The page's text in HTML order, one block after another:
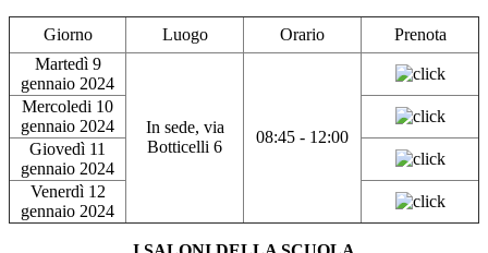
Giorno Luogo Orario
Prenota
Martedì 9
gennaio 2024
In sede, via
Botticelli 6
08:45 - 12:00
Mercoledi 10
gennaio 2024
Giovedì 11
gennaio 2024
Venerdì 12
gennaio 2024